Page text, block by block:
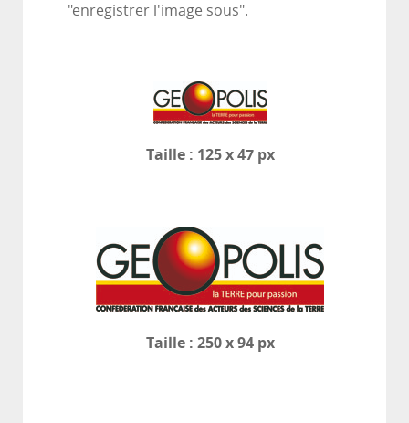
"enregistrer l'image sous".
Taille : 125 x 47 px
Taille : 250 x 94 px